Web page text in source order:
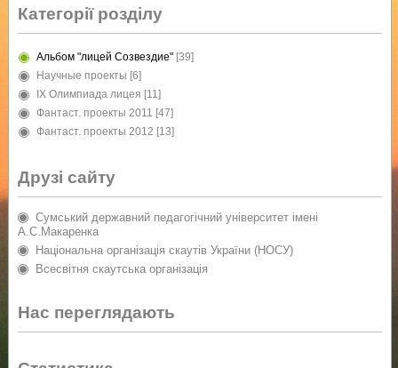
Категорії розділу
Альбом "лицей Созвездие" [39]
Научные проекты [6]
IX Олимпиада лицея [11]
Фантаст. проекты 2011 [47]
Фантаст. проекты 2012 [13]
Друзі сайту
Сумський державний педагогічний університет імені
А.С.Макаренка
Національна організація скаутів України (НОСУ)
Всесвітня скаутська організація
Нас переглядають